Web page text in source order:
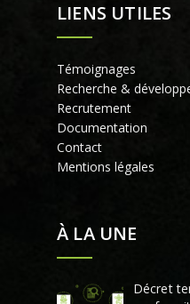
LIENS UTILES
Témoignages
Recherche &
Recrutement
Documentation
Contact
Mentions légales
À LA UNE
Décret